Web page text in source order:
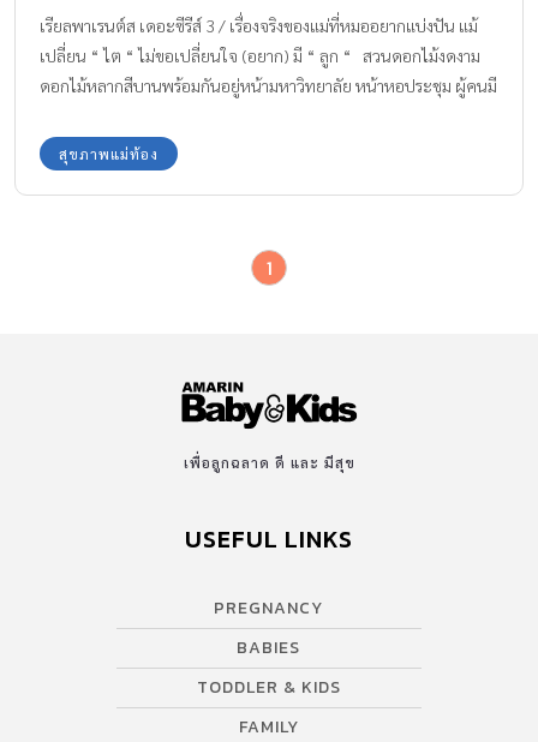
เรียลพาเรนต์ส เดอะซีรีส์ 3 / เรื่องจริงของแม่ที่หมออยากแบ่งปัน แม้
เปลี่ยน “ ไต “ ไม่ขอเปลี่ยนใจ (อยาก) มี “ ลูก “ สวนดอกไม้งดงาม
ดอกไม้หลากสีบานพร้อมกันอยู่หน้ามหาวิทยาลัย หน้าหอประชุม ผู้คนมี
อ้อมแขน ยิ้มกว้าง เมื่อพ่อแม่โอบไหล่ พี่สาวหอมแก้ม ขณะแฟนถ่ายรูป
ครอบครัวให้ วันนี้ฉันมีความสุขที่สุดในโลกเพราะเป็นวันรับปริญญาที่
แค่ 24 ปี ความสุขที่เกิดสลายกลายเป็นความทุกข์หลังรับปริญญา ไม่นึก
ขณะที่พิธีรับปริญญาดำเนินไป แต่หลังจากงานรับปริญญาสิ้นสุด ขณะที่
พ่อแม่พี่สาวและแฟนพาไปกินเลี้ยงฉลองรับปริญญา ฉันรู้สึกคลื่นไส้
อาเจียน และอ่อนเพลีย ทุกคนในบ้านคิดว่าเพราะฉันต้องตื่นแต่มืดมา
แต่งหน้าทำผม พักผ่อนไม่พอ จึงคะยั้นคะยอให้ดื่มน้ำส้มคั้นเย็น ๆ พอ
เหนื่อย จนปากเขียวมือเขียว […]
สุขภาพแม่ท้อง
1
เพื่อลูกฉลาด ดี และ มีสุข
USEFUL LINKS
PREGNANCY
BABIES
TODDLER & KIDS
FAMILY